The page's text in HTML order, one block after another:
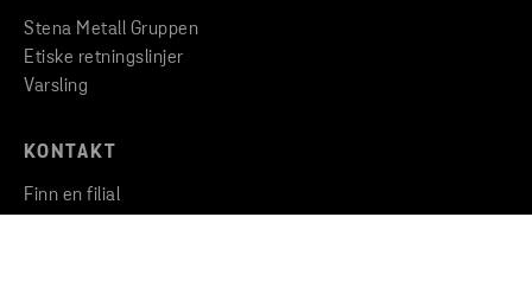
Stena Metall Gruppen
Etiske retningslinjer
Varsling
KONTAKT
Finn en filial